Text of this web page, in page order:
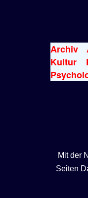
Archiv
Kultur
Mit der
Seiten